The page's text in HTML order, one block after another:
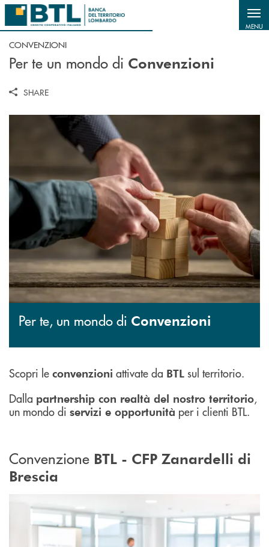
Salta al contenuto principale
MENU
CONVENZIONI
Per te un mondo di Convenzioni
SHARE
Per te, un mondo di Convenzioni
Scopri le convenzioni attivate da BTL sul territorio.
Dalla partnership con realtà del nostro territorio,
un mondo di servizi e opportunità per i clienti BTL.
Convenzione BTL - CFP Zanardelli di
Brescia